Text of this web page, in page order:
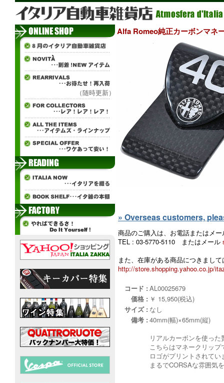
（随時更新）
Alfa Romeo純正カーボンマネ
» Overseas customers,
商品のご購入は、お電話またはメ
TEL : 03-5770-5110 またはメール
また、在庫がある商品につきまし
http://store.shopping.yahoo.co.jp/
コード : AL00025679
価格 : ￥ 15,950(税込)
サイズ : なし
備考 : 40mm(幅)×65mm(縦)
リアルカーボンを使っ
こちらはマネークリッ
ロゴがプリントされて
まるでCORSAな雰囲気